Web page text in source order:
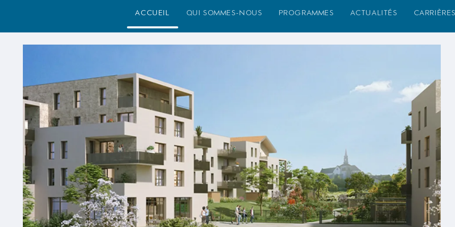
accueil qui sommes-nous programmes actualités carrières